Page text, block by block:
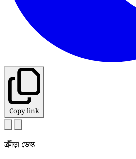
Copy link
ক্রীড়া ডেস্ক